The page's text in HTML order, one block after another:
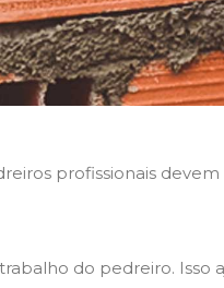
profissionais
do pedreiro. Isso